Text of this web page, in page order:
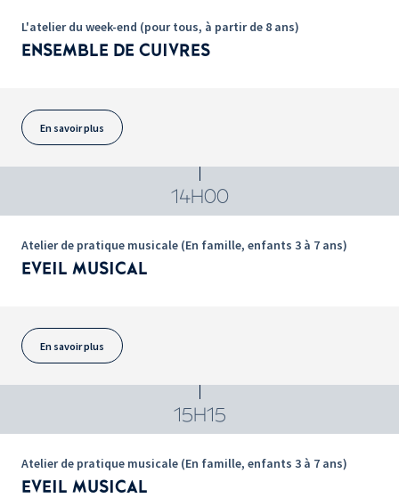
L'atelier du week-end (pour tous, à partir de 8 ans)
ENSEMBLE DE CUIVRES
En savoir plus
14H00
Atelier de pratique musicale (En famille, enfants 3 à 7 ans)
EVEIL MUSICAL
En savoir plus
15H15
Atelier de pratique musicale (En famille, enfants 3 à 7 ans)
EVEIL MUSICAL